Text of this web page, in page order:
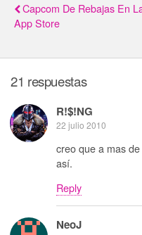
Capcom De Rebajas En
App Store
21 respuestas
R!$!NG
22 julio 2010
creo que a mas
así.
Reply
NeoJ